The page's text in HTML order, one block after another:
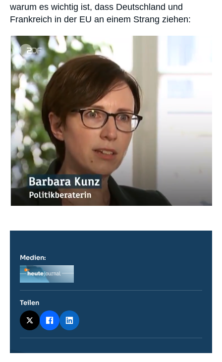
warum es wichtig ist, dass Deutschland und
Frankreich in der EU an einem Strang ziehen:
Image
principale
médiatique
Medien:
Logo
Teilen